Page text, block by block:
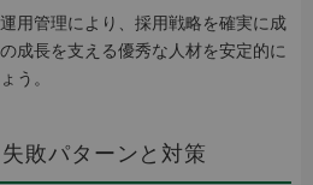
用管理により、採用戦略を確実に成
成長を支える優秀な人材を安定的に
う。
敗パターンと対策